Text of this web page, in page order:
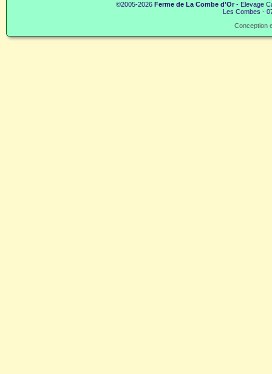
©2005-2026 Ferme de La Combe d'Or- Elevage
Les Combes -
Conception